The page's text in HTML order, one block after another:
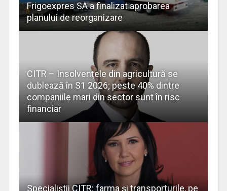
Frigoexpres SA a finalizat aprobarea
planului de reorganizare
CITR – Insolvențele din agricultură se
dublează în S1 2026; peste 40% dintre
companiile mari din sector sunt în risc
financiar
Specialiștii CITR: farma şi transporturile, pe